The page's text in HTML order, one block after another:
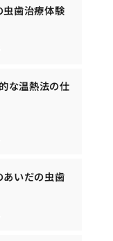
歯治療体験
な温熱法の仕
いだの虫歯